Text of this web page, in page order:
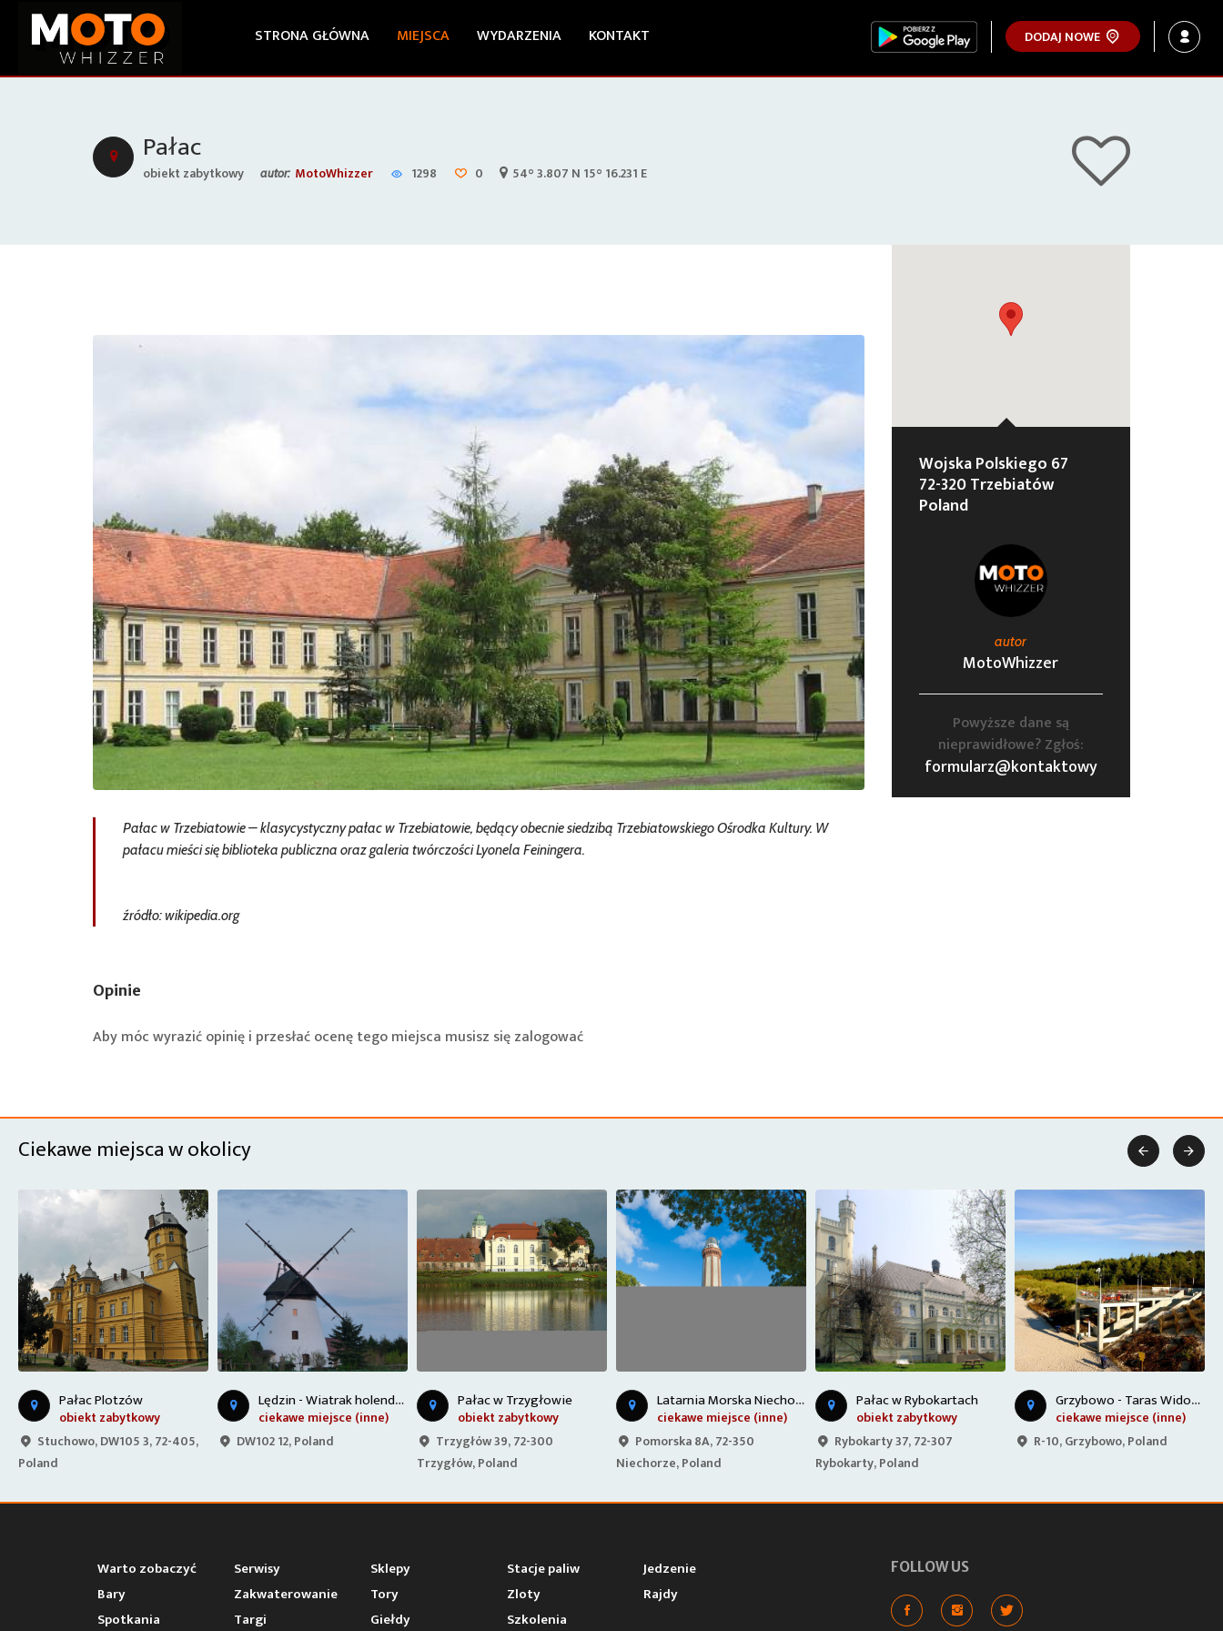
STRONA GŁÓWNA MIEJSCA WYDARZENIA KONTAKT DODAJ NOWE
Pałac
obiekt zabytkowy autor: MotoWhizzer 1298 0 54° 3.807 N 15° 16.231 E
Pałac w Trzebiatowie – klasycystyczny pałac w Trzebiatowie, będący obecnie siedzibą Trzebiatowskiego Ośrodka Kultury. W
pałacu mieści się biblioteka publiczna oraz galeria twórczości Lyonela Feiningera.
źródło: wikipedia.org
Opinie
Aby móc wyrazić opinię i przesłać ocenę tego miejsca musisz sięzalogować
Wojska Polskiego 67
72-320 Trzebiatów
Poland
autor
MotoWhizzer
Powyższe dane są
nieprawidłowe? Zgłoś:
formularz@kontaktowy
Ciekawe miejsca w okolicy
ciekawe miejsce (inne)
DW102 12, Poland
Pałac w Trzygłowie
obiekt zabytkowy
Trzygłów 39, 72-300
ciekawe miejsce (inne)
Pomorska 8A, 72-350
Niechorze, Poland
Pałac w Rybokartach
obiekt zabytkowy
Rybokarty 37, 72-307
Rybokarty, Poland
ciekawe miejsce (inne)
R-10, Grzybowo, Poland
Port w Kołobrzegu
ciekawe miejsce (inne)
bulwar Jana Szymańskiego 4,
 
Warto zobaczyć Serwisy Sklepy Stacje paliw
Jedzenie
Bary
Zakwaterowanie Tory Zloty
Rajdy
Spotkania
Targi Giełdy Szkolenia
FOLLOW US